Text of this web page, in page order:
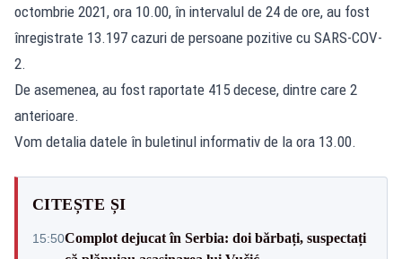
octombrie 2021, ora 10.00, în intervalul de 24 de ore, au fost
înregistrate 13.197 cazuri de persoane pozitive cu SARS-COV-
2.
De asemenea, au fost raportate 415 decese, dintre care 2
anterioare.
Vom detalia datele în buletinul informativ de la ora 13.00.
CITEȘTE ȘI
15:50Complot dejucat în Serbia: doi bărbați, suspectați